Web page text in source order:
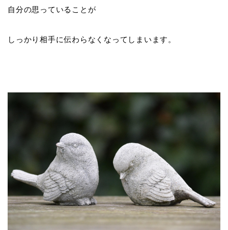
自分の思っていることが
しっかり相手に伝わらなくなってしまいます。